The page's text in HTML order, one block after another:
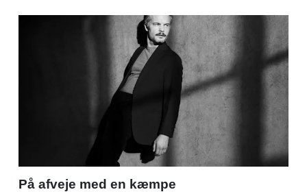
På afveje med en kæmpe